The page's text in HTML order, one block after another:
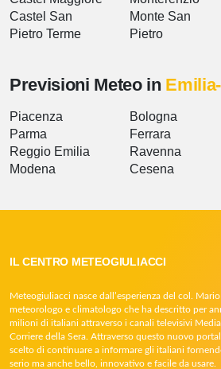
Castel San
Pietro Terme
Monte San
Pietro
Previsioni Meteo in
Piacenza
Parma
Reggio Emilia
Modena
Bologna
Ferrara
Ravenna
Cesena
IL CENTRO METEOGIULIACCI
Meteogiuliacci nasce dall’esperienza del col.
meteorologo e climatologo che ha descritto per
milioni di italiani attraverso i canali televisivi
Corriere della Sera. Attraverso questo nuovo
scelto di continuare a informare gli italiani
serio ma anche bello, innovativo e facile da usare.